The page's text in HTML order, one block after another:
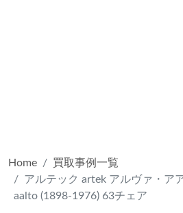
Home
買取事例一覧
アルテック artek アルヴァ・ア
aalto (1898-1976) 63チェア